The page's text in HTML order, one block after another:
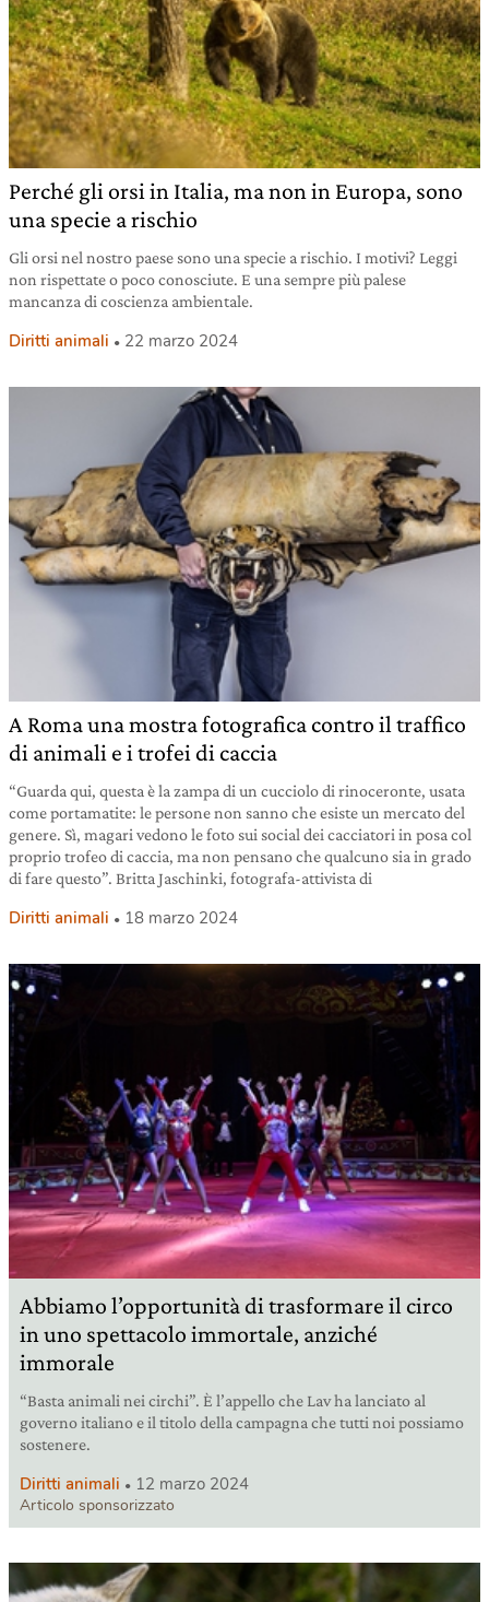
Perché gli orsi in Italia, ma non in Europa, sono
una specie a rischio
Gli orsi nel nostro paese sono una specie a rischio. I motivi? Leggi
non rispettate o poco conosciute. E una sempre più palese
mancanza di coscienza ambientale.
Diritti animali 22 marzo 2024
A Roma una mostra fotografica contro il traffico
di animali e i trofei di caccia
“Guarda qui, questa è la zampa di un cucciolo di rinoceronte, usata
come portamatite: le persone non sanno che esiste un mercato del
genere. Sì, magari vedono le foto sui social dei cacciatori in posa col
proprio trofeo di caccia, ma non pensano che qualcuno sia in grado
di fare questo”. Britta Jaschinki, fotografa-attivista di
Diritti animali 18 marzo 2024
Abbiamo l’opportunità di trasformare il circo
in uno spettacolo immortale, anziché
immorale
“Basta animali nei circhi”. È l’appello che Lav ha lanciato al
governo italiano e il titolo della campagna che tutti noi possiamo
sostenere.
Diritti animali 12 marzo 2024
Articolo sponsorizzato